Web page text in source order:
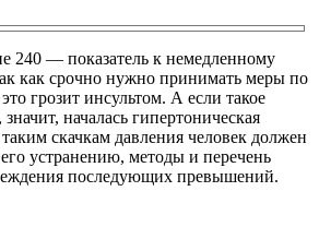
240 ― показатель к немедленному
как срочно нужно принимать меры по
грозит инсультом. А если такое
началась гипертоническая
скачкам давления человек должен
устранению, методы и перечень
последующих превышений.